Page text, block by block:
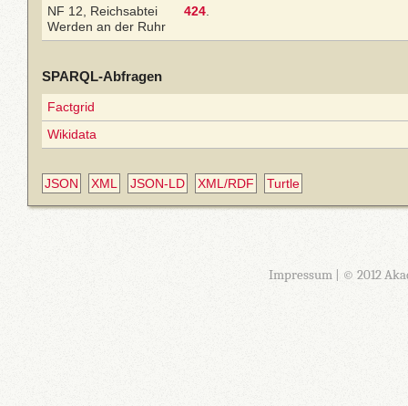
NF 12, Reichsabtei
Werden an der Ruhr
424
SPARQL-Abfragen
Factgrid
Wikidata
JSON XML JSON-LD XML/RDF Turtle
Impressum| © 2012